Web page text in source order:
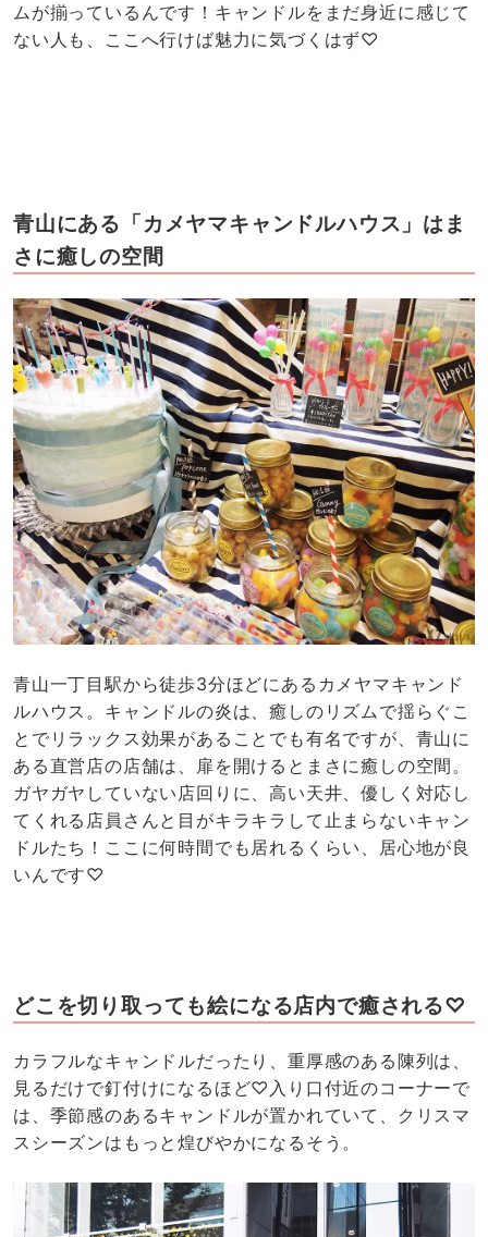
ムが揃っているんです！キャンドルをまだ身近に感じて
ない人も、ここへ行けば魅力に気づくはず♡
青山にある「カメヤマキャンドルハウス」はま
さに癒しの空間
青山一丁目駅から徒歩3分ほどにあるカメヤマキャンド
ルハウス。キャンドルの炎は、癒しのリズムで揺らぐこ
とでリラックス効果があることでも有名ですが、青山に
ある直営店の店舗は、扉を開けるとまさに癒しの空間。
ガヤガヤしていない店回りに、高い天井、優しく対応し
てくれる店員さんと目がキラキラして止まらないキャン
ドルたち！ここに何時間でも居れるくらい、居心地が良
いんです♡
どこを切り取っても絵になる店内で癒される♡
カラフルなキャンドルだったり、重厚感のある陳列は、
見るだけで釘付けになるほど♡入り口付近のコーナーで
は、季節感のあるキャンドルが置かれていて、クリスマ
スシーズンはもっと煌びやかになるそう。